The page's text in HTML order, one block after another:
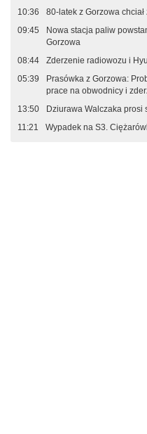
10:36
80-latek z Gorzowa chciał
09:45
Nowa stacja paliw
Gorzowa
08:44
Zderzenie radiowozu i
05:39
Prasówka z Gorzowa:
prace na obwodnicy i
13:50
Dziurawa Walczaka prosi
11:21
Wypadek na S3.